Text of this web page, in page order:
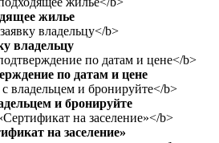
жилье
владельцу
по датам и цене
и бронируйте
на заселение»